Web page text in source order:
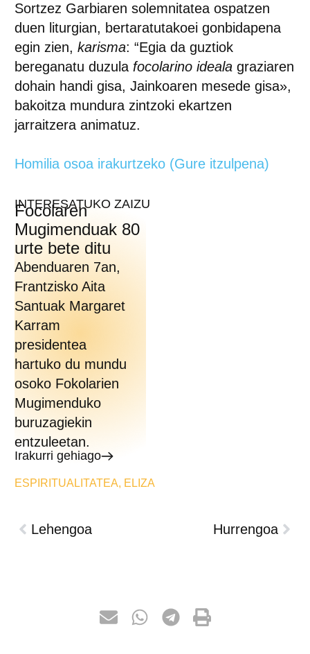
Sortzez Garbiaren solemnitatea ospatzen
duen liturgian, bertaratutakoei gonbidapena
egin zien, karisma: “Egia da guztiok
bereganatu duzula focolarino idealagraziaren
dohain handi gisa, Jainkoaren mesede gisa»,
bakoitza mundura zintzoki ekartzen
jarraitzera animatuz.
Homilia osoa irakurtzeko (Gure itzulpena)
INTERESATUKO ZAIZU
Focolaren
Mugimenduak 80
urte bete ditu
Abenduaren 7an,
Frantzisko Aita
Santuak Margaret
Karram
presidentea
hartuko du mundu
osoko Fokolarien
Mugimenduko
buruzagiekin
entzuleetan.
Irakurri gehiago
ESPIRITUALITATEA, ELIZA
Lehengoa Hurrengoa